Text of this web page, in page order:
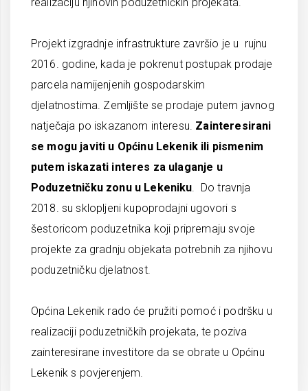
Projekt izgradnje infrastrukture završio je u rujnu
2016. godine, kada je pokrenut postupak prodaje
parcela namijenjenih gospodarskim
djelatnostima. Zemljište se prodaje putem javnog
natječaja po iskazanom interesu. Zainteresirani
se mogu javiti u Općinu Lekenik ili pismenim
putem iskazati interes za ulaganje u
Poduzetničku zonu u Lekeniku . Do travnja
2018. su sklopljeni kupoprodajni ugovori s
šestoricom poduzetnika koji pripremaju svoje
projekte za gradnju objekata potrebnih za njihovu
poduzetničku djelatnost.
Općina Lekenik rado će pružiti pomoć i podršku u
realizaciji poduzetničkih projekata, te poziva
zainteresirane investitore da se obrate u Općinu
Lekenik s povjerenjem.